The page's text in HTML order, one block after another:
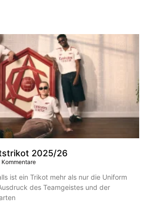
2025/26
Kommentare
ist ein Trikot mehr als nur die Uniform
des Teamgeistes und der